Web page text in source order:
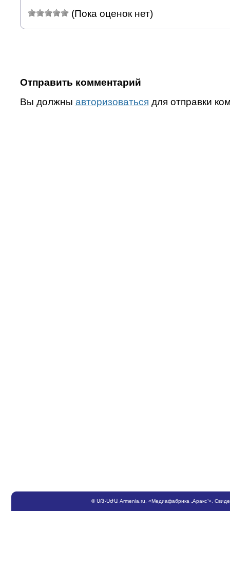
(Пока оценок нет)
Отправить комментарий
Вы должны авторизоваться для отправки
©ՍԹ-ՍԺԱ Armenia.ru , «Медиафабрика „Аракс“».